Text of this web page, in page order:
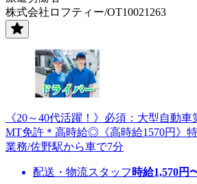
株式会社ロフティー/OT10021263
《20～40代活躍！》必須：大型自動
MT免許＊高時給◎《高時給1570円》
業務/佐野駅から車で7分
配送・物流スタッフ 時給1,570円